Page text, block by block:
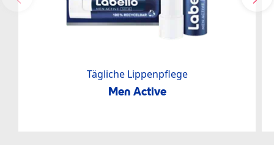
Tägliche Lippenpflege
Men Active